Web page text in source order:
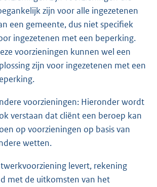
zijn voor alle ingezetenen
een gemeente, dus niet specifiek
ingezetenen met een beperking.
voorzieningen kunnen wel een
zijn voor ingezetenen met een
voorzieningen: Hieronder wordt
verstaan dat cliënt een beroep kan
op voorzieningen op basis van
wetten.
levert, rekening
met de uitkomsten van het